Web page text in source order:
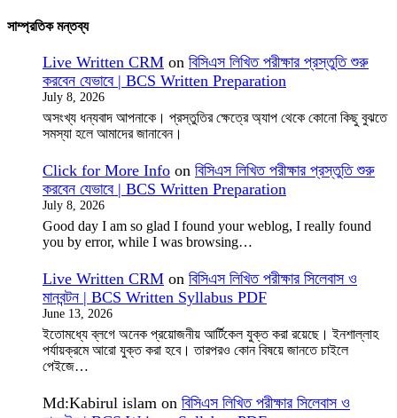
সাম্প্রতিক মন্তব্য
Live Written CRM on বিসিএস লিখিত পরীক্ষার প্রস্তুতি শুরু
করবেন যেভাবে | BCS Written Preparation
July 8, 2026
অসংখ্য ধন্যবাদ আপনাকে। প্রস্তুতির ক্ষেত্রে অ্যাপ থেকে কোনো কিছু বুঝতে
সমস্যা হলে আমাদের জানাবেন।
Click for More Info on বিসিএস লিখিত পরীক্ষার প্রস্তুতি শুরু
করবেন যেভাবে | BCS Written Preparation
July 8, 2026
Good day I am so glad I found your weblog, I really found
you by error, while I was browsing…
Live Written CRM on বিসিএস লিখিত পরীক্ষার সিলেবাস ও
মানবন্টন | BCS Written Syllabus PDF
June 13, 2026
ইতোমধ্যে ব্লগে অনেক প্রয়োজনীয় আর্টিকেল যুক্ত করা রয়েছে। ইনশাল্লাহ
পর্যায়ক্রমে আরো যুক্ত করা হবে। তারপরও কোন বিষয়ে জানতে চাইলে
পেইজে…
Md:Kabirul islam on বিসিএস লিখিত পরীক্ষার সিলেবাস ও